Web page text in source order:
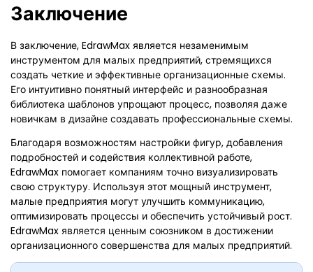
Заключение
В заключение, EdrawMax является незаменимым
инструментом для малых предприятий, стремящихся
создать четкие и эффективные организационные схемы.
Его интуитивно понятный интерфейс и разнообразная
библиотека шаблонов упрощают процесс, позволяя даже
новичкам в дизайне создавать профессиональные схемы.
Благодаря возможностям настройки фигур, добавления
подробностей и содействия коллективной работе,
EdrawMax помогает компаниям точно визуализировать
свою структуру. Используя этот мощный инструмент,
малые предприятия могут улучшить коммуникацию,
оптимизировать процессы и обеспечить устойчивый рост.
EdrawMax является ценным союзником в достижении
организационного совершенства для малых предприятий.